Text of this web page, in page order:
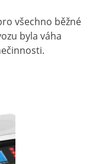
všechno běžné
byla váha